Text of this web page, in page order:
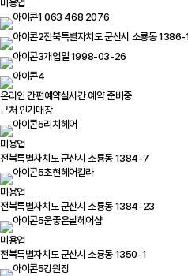
미용업
063 468 2076
전북특별자치도 군산시 소룡동
개업일 1998-03-26
온라인 간편예약실시간 예약 준비중
근처 인기매장
리치헤어
미용업
전북특별자치도 군산시 소룡동 1384-7
초현헤어칼라
미용업
전북특별자치도 군산시 소룡동 1384-23
운좋은날헤어샵
미용업
전북특별자치도 군산시 소룡동 1350-1
강원장